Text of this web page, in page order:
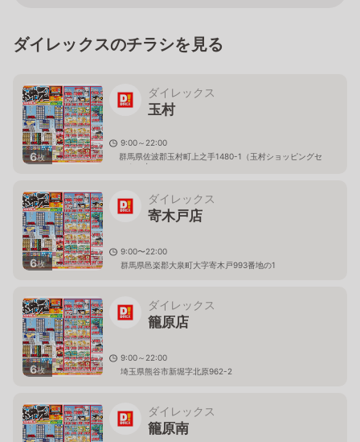
ダイレックスのチラシを見る
6枚
ダイレックス
玉村
9:00～22:00
群馬県佐波郡玉村町上之手1480-1（玉村ショッピングセ
ンター内）
6枚
ダイレックス
寄木戸店
9:00〜22:00
群馬県邑楽郡大泉町大字寄木戸993番地の1
6枚
ダイレックス
籠原店
9:00～22:00
埼玉県熊谷市新堀字北原962-2
ダイレックス
籠原南